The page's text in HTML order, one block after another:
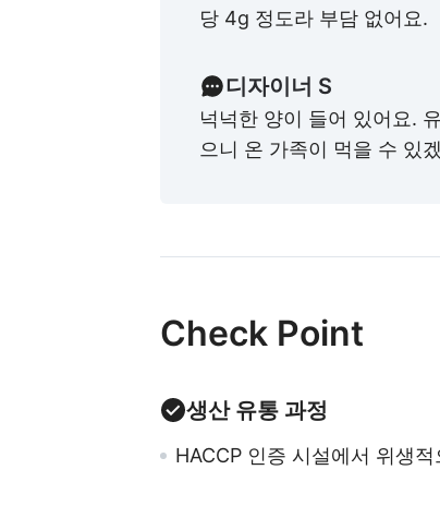
당 4g 정도라 부담 없어요.
디자이너 S
넉넉한 양이 들어 있어요.
으니 온 가족이 먹을 수 있
Check Point
생산 유통 과정
HACCP 인증 시설에서 위생적